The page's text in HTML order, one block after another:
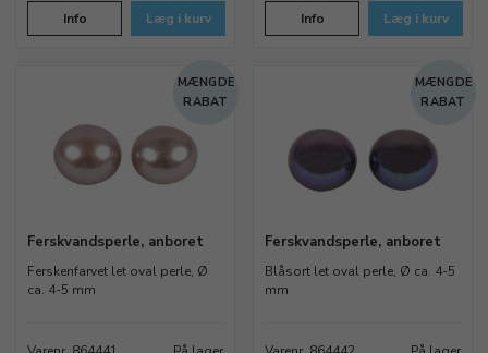
Info Læg i kurv Info Læg i kurv
MÆNGDE
RABAT
Ferskvandsperle, anboret
Ferskenfarvet let oval perle, Ø
ca. 4-5 mm
MÆNGDE
RABAT
Ferskvandsperle, anboret
Blåsort let oval perle, Ø ca. 4-5
mm